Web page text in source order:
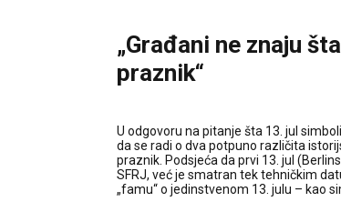
„Građani ne znaju
praznik“
U odgovoru na pitanje šta 13. jul
da se radi o dva potpuno različita
praznik. Podsjeća da prvi 13. jul
SFRJ, već je smatran tek tehničkim
„famu“ o jedinstvenom 13. julu – kao